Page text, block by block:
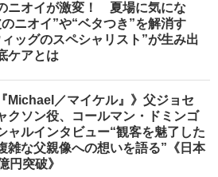
ニオイが激変！ 夏場に気にな
ニオイ”や“ベタつき”を解消す
ッグのスペシャリスト”が生み出
ケアとは
Michael／マイケル』》父ジョセ
クソン役、コールマン・ドミンゴ
ャルインタビュー“観客を魅了した
雑な父親像への想いを語る”《日本
円突破》